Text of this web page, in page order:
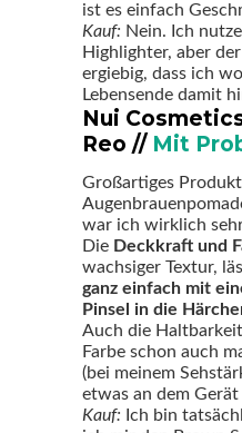
ist es einfach
Kauf: Nein. Ich
Highlighter, aber
ergiebig, dass ich
Lebensende damit
Nui
Reo // Mit
Großartiges
war ich wirklich
Die Deckkraft und
wachsiger Textur,
ganz einfach mit
Pinsel in die
Auch die
Farbe schon auch
(bei meinem
etwas an dem
Kauf: Ich bin